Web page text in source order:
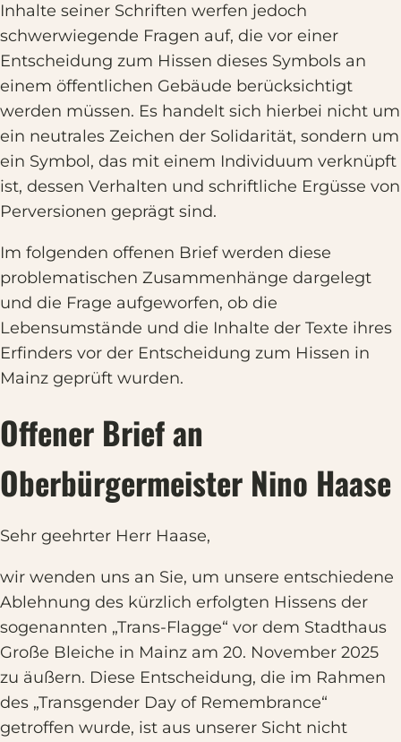
Inhalte seiner Schriften werfen jedoch
schwerwiegende Fragen auf, die vor einer
Entscheidung zum Hissen dieses Symbols an
einem öffentlichen Gebäude berücksichtigt
werden müssen. Es handelt sich hierbei nicht um
ein neutrales Zeichen der Solidarität, sondern um
ein Symbol, das mit einem Individuum verknüpft
ist, dessen Verhalten und schriftliche Ergüsse von
Perversionen geprägt sind.
Im folgenden offenen Brief werden diese
problematischen Zusammenhänge dargelegt
und die Frage aufgeworfen, ob die
Lebensumstände und die Inhalte der Texte ihres
Erfinders vor der Entscheidung zum Hissen in
Mainz geprüft wurden.
Offener Brief an
Oberbürgermeister Nino Haase
Sehr geehrter Herr Haase,
wir wenden uns an Sie, um unsere entschiedene
Ablehnung des kürzlich erfolgten Hissens der
sogenannten „Trans-Flagge“ vor dem Stadthaus
Große Bleiche in Mainz am 20. November 2025
zu äußern. Diese Entscheidung, die im Rahmen
des „Transgender Day of Remembrance“
getroffen wurde, ist aus unserer Sicht nicht